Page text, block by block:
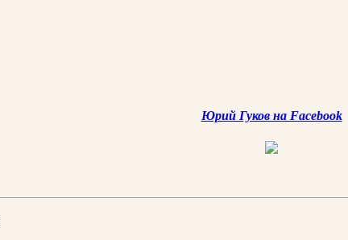
Юрий Гуков на Facebook